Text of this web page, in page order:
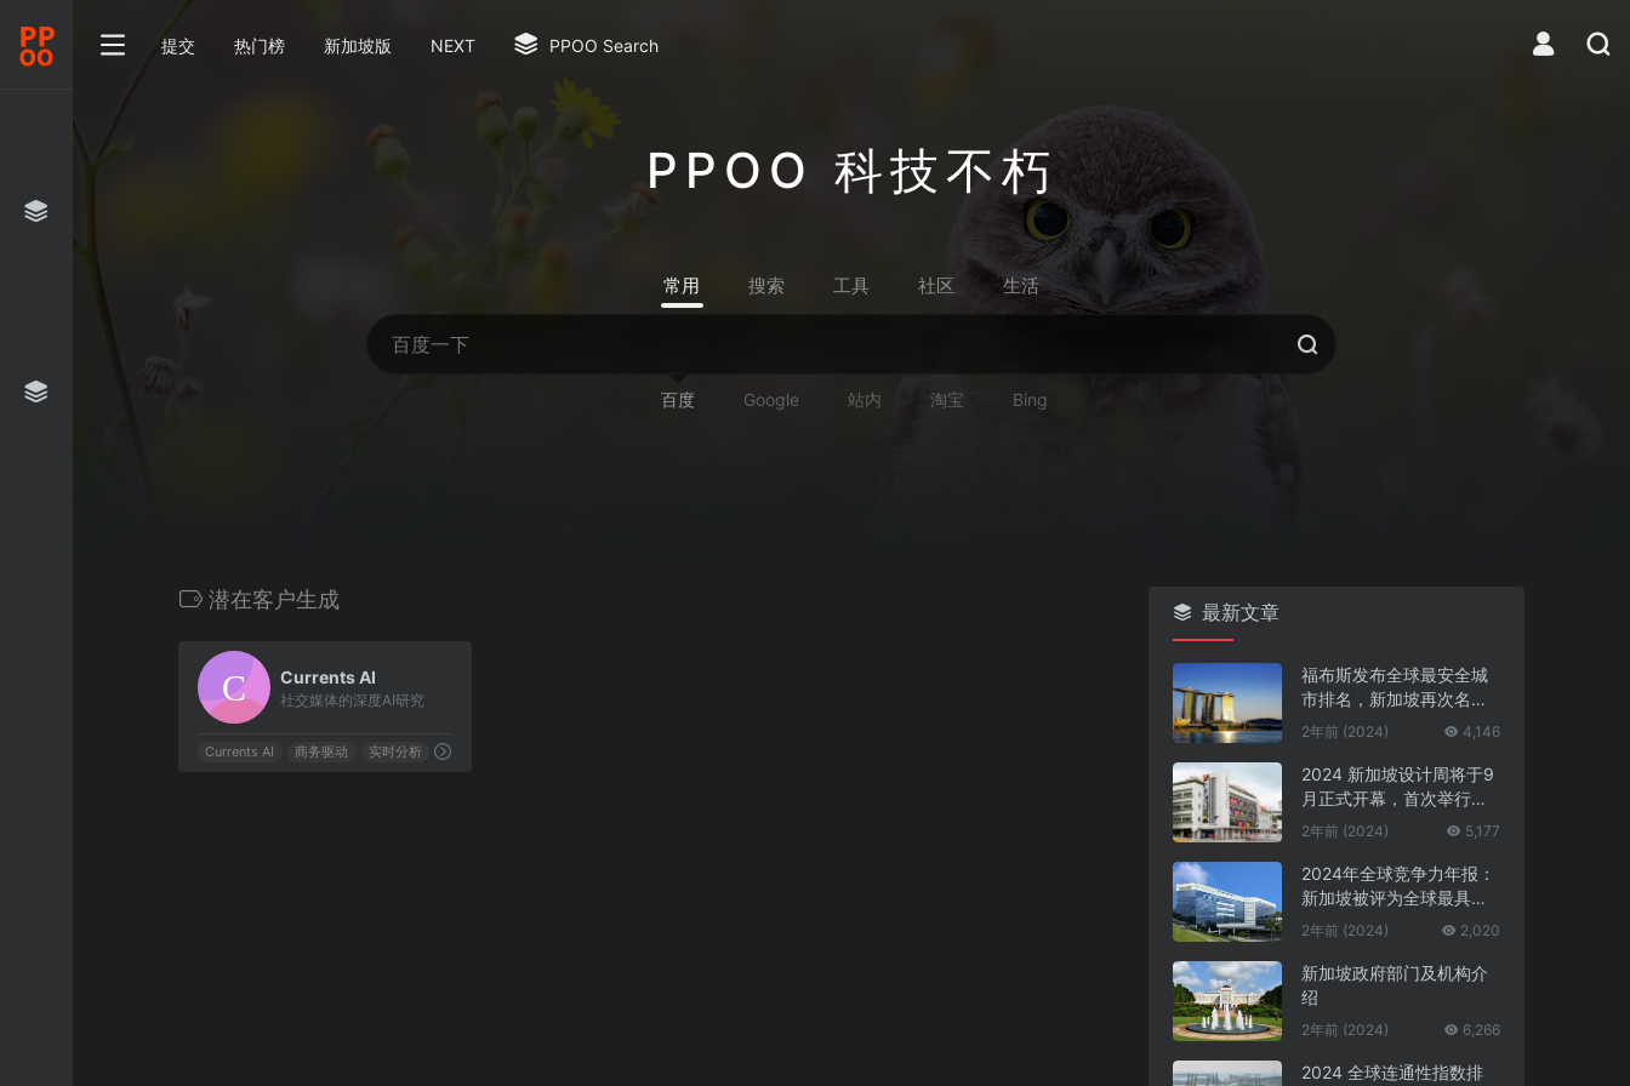
提交 热门榜 新加坡版 NEXT PPOO Search
PPOO 科技不朽
常用 搜索 工具 社区 生活
百度 Google 站内 淘宝 Bing
潜在客户生成
Currents AI
社交媒体的深度AI研究
Currents AI 商务驱动 实时分析 情感分析
最新文章
福布斯发布全球最安全城
市排名，新加坡再次名列
第一
2年前 (2024) 4,146
2024 新加坡设计周将于9
月正式开幕，首次举行中
新设计对话
2年前 (2024) 5,177
2024年全球竞争力年报：
新加坡被评为全球最具竞
争力的国家第一名
2年前 (2024) 2,020
新加坡政府部门及机构介
绍
2年前 (2024) 6,266
2024 全球连通性指数排